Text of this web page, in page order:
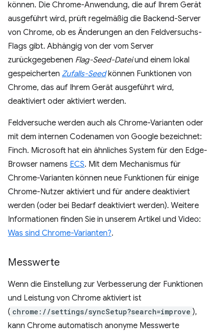
können. Die Chrome-Anwendung, die auf Ihrem Gerät
ausgeführt wird, prüft regelmäßig die Backend-Server
von Chrome, ob es Änderungen an den Feldversuchs-
Flags gibt. Abhängig von der vom Server
zurückgegebenen Flag-Seed-Dateiund einem lokal
gespeicherten Zufalls-Seedkönnen Funktionen von
Chrome, das auf Ihrem Gerät ausgeführt wird,
deaktiviert oder aktiviert werden.
Feldversuche werden auch als Chrome-Varianten oder
mit dem internen Codenamen von Google bezeichnet:
Finch. Microsoft hat ein ähnliches System für den Edge-
Browser namens ECS. Mit dem Mechanismus für
Chrome-Varianten können neue Funktionen für einige
Chrome-Nutzer aktiviert und für andere deaktiviert
werden (oder bei Bedarf deaktiviert werden). Weitere
Informationen finden Sie in unserem Artikel und Video:
Was sind Chrome-Varianten?.
Messwerte
Wenn die Einstellung zur Verbesserung der Funktionen
und Leistung von Chrome aktiviert ist
( chrome://settings/syncSetup?search=improve ),
kann Chrome automatisch anonyme Messwerte